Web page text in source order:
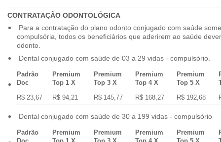
CONTRATAÇÃO ODONTOLÓGICA
Para a contratação do plano odonto conjugado com saúde
compulsória, todos os beneficiários que aderirem ao saúde
odonto.
Dental conjugado com saúde de 03 a 29 vidas - compulsório.
Padrão
Doc
Premium
Top 1 X
Premium
Top 3 X
Premium
Top 4 X
Premium
Top 5 X
R$ 23,67
R$ 94,21 R$ 145,77 R$ 168,27 R$ 192,68
Dental conjugado com saúde de 30 a 199 vidas - compulsório
Padrão
Premium
Premium
Premium
Premium